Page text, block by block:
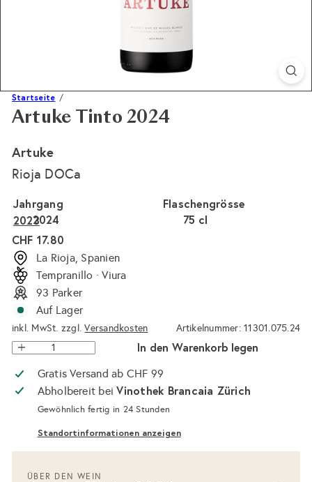
Startseite
Artuke Tinto 2024
Artuke
Rioja DOCa
Flaschengrösse
75 cl
Jahrgang
2024
2023
Normaler
Preis
CHF 17.80
La Rioja, Spanien
Tempranillo · Viura
93 Parker
Auf Lager
inkl. MwSt. zzgl.Versandkosten Artikelnummer: 11301.075.24
In den Warenkorb legen
Gratis Versand ab CHF 99
Abholbereit beiVinothek Brancaia Zürich
Gewöhnlich fertig in 24 Stunden
Standortinformationen anzeigen
ÜBER DEN WEIN